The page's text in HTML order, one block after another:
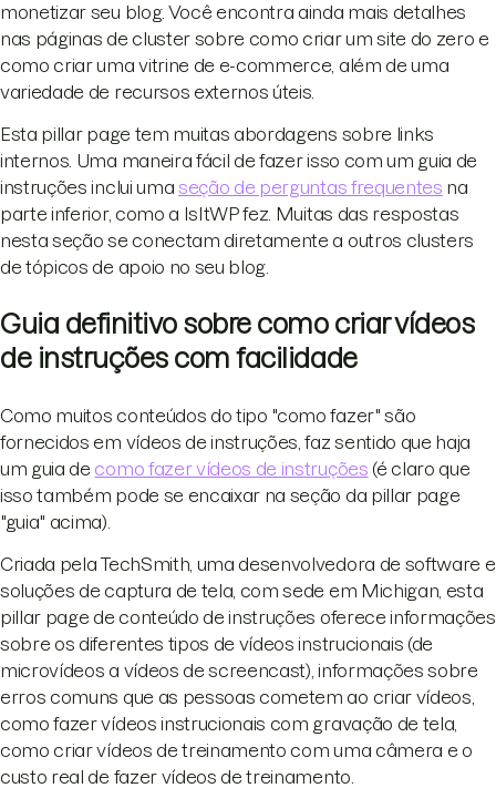
monetizar seu blog. Você encontra ainda mais detalhes
nas páginas de cluster sobre como criar um site do zero e
como criar uma vitrine de e-commerce, além de uma
variedade de recursos externos úteis.
Esta pillar page tem muitas abordagens sobre links
internos. Uma maneira fácil de fazer isso com um guia de
instruções inclui uma seção de perguntas frequentes na
parte inferior, como a IsItWP fez. Muitas das respostas
nesta seção se conectam diretamente a outros clusters
de tópicos de apoio no seu blog.
Guia definitivo sobre como criar vídeos
de instruções com facilidade
Como muitos conteúdos do tipo "como fazer" são
fornecidos em vídeos de instruções, faz sentido que haja
um guia de como fazer vídeos de instruções (é claro que
isso também pode se encaixar na seção da pillar page
"guia" acima).
Criada pela TechSmith, uma desenvolvedora de software e
soluções de captura de tela, com sede em Michigan, esta
pillar page de conteúdo de instruções oferece informações
sobre os diferentes tipos de vídeos instrucionais (de
microvídeos a vídeos de screencast), informações sobre
erros comuns que as pessoas cometem ao criar vídeos,
como fazer vídeos instrucionais com gravação de tela,
como criar vídeos de treinamento com uma câmera e o
custo real de fazer vídeos de treinamento.